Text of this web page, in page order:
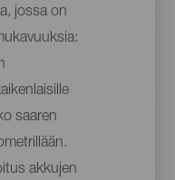
jossa on
saaren
akkujen